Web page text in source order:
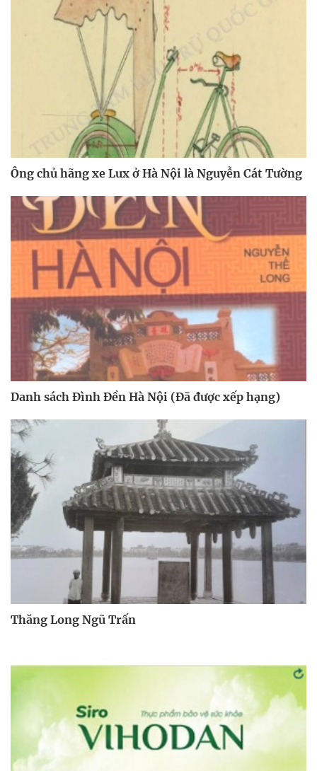
Ông chủ hãng xe Lux ở Hà Nội là Nguyễn Cát Tường
Danh sách Đình Đền Hà Nội (Đã được xếp hạng)
Thăng Long Ngũ Trấn